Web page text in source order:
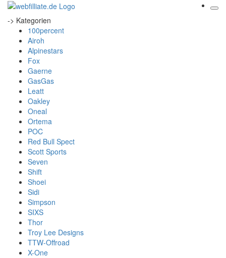
-> Kategorien
100percent
Airoh
Alpinestars
Fox
Gaerne
GasGas
Leatt
Oakley
Oneal
Ortema
POC
Red Bull Spect
Scott Sports
Seven
Shift
Shoei
Sidi
Simpson
SIXS
Thor
Troy Lee Designs
TTW-Offroad
X-One